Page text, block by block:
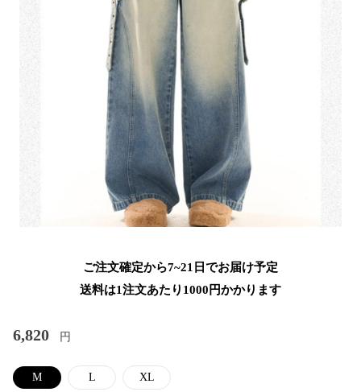
ご注文確定から7~21日でお届け予定
送料は1注文あたり 1000 円かかります
6,820 円
M L XL